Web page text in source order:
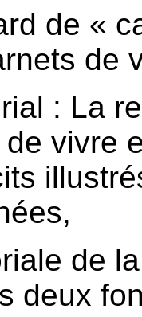
de «
de
: La
vivre
de
deux